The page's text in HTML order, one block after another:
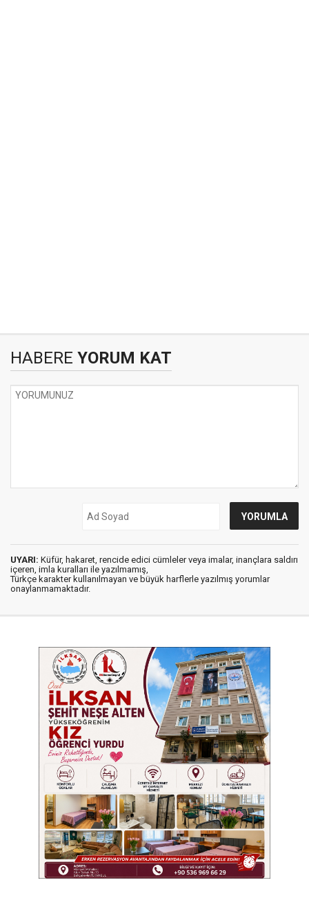
HABERE YORUM KAT
UYARI: Küfür, hakaret, rencide edici cümleler veya imalar, inançlara saldırı
içeren, imla kuralları ile yazılmamış,
Türkçe karakter kullanılmayan ve büyük harflerle yazılmış yorumlar
onaylanmamaktadır.